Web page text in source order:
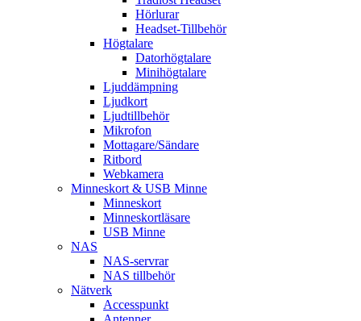
Hörlurar
Headset-Tillbehör
Högtalare
Datorhögtalare
Minihögtalare
Ljuddämpning
Ljudkort
Ljudtillbehör
Mikrofon
Mottagare/Sändare
Ritbord
Webkamera
Minneskort & USB Minne
Minneskort
Minneskortläsare
USB Minne
NAS
NAS-servrar
NAS tillbehör
Nätverk
Accesspunkt